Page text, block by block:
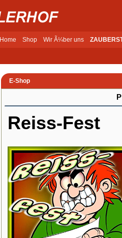
Home Shop Wir Ã¼ber uns
E-Shop
Reiss-Fest